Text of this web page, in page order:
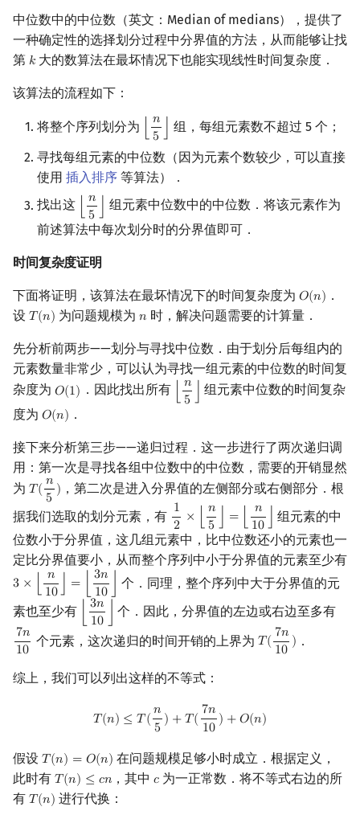
中位数中的中位数（英文：Median of medians），提供了
一种确定性的选择划分过程中分界值的方法，从而能够让找
第 𝑘
k 大的数算法在最坏情况下也能实现线性时间复杂度．
该算法的流程如下：
将整个序列划分为
𝑛
5
n5 组，每组元素数不超过 5 个；
寻找每组元素的中位数（因为元素个数较少，可以直接
使用 插入排序 等算法）．
找出这
𝑛
5
n5
组元素中位数中的中位数．将该元素作为
前述算法中每次划分时的分界值即可．
时间复杂度证明
下面将证明，该算法在最坏情况下的时间复杂度为 𝑂(𝑛)
O(n) ．
设 𝑇 (𝑛)
T(n) 为问题规模为𝑛
n 时，解决问题需要的计算量．
先分析前两步——划分与寻找中位数．由于划分后每组内的
元素数量非常少，可以认为寻找一组元素的中位数的时间复
杂度为 𝑂(1)
O(1) ．因此找出所有
𝑛
5
n5
组元素中位数的时间复杂
度为 𝑂(𝑛)
O(n) ．
接下来分析第三步——递归过程．这一步进行了两次递归调
用：第一次是寻找各组中位数中的中位数，需要的开销显然
为 𝑇 (𝑛
5 )
T(n5)
，第二次是进入分界值的左侧部分或右侧部分．根
据我们选取的划分元素，有 1
2 ×
𝑛
5
=
𝑛
10
12 ×⌊ 5⌋= n10
组元素的中
位数小于分界值，这几组元素中，比中位数还小的元素也一
定比分界值要小，从而整个序列中小于分界值的元素至少有
3 ×
𝑛
10 = 3𝑛
10
3 ×⌊ 10⌋= 3n ⌋
个．同理，整个序列中大于分界值的元
素也至少有
3𝑛
10
3n10 个．因此，分界值的左边或右边至多有
7𝑛
10
7n10个元素，这次递归的时间开销的上界为 𝑇( 7𝑛
10 )
T(7n10) ．
综上，我们可以列出这样的不等式：
𝑇(𝑛) ≤ 𝑇 (𝑛
5 ) +𝑇 ( 7𝑛
10 ) +𝑂(𝑛)
T n) ≤T(n5) T (7n 10) + O( n)
假设 𝑇 (𝑛) = 𝑂(𝑛)
T(n)= O( n)
在问题规模足够小时成立．根据定义，
此时有 𝑇 (𝑛) ≤ 𝑐𝑛
T(n)≤ cn ，其中𝑐
c 为一正常数．将不等式右边的所
有 𝑇 (𝑛)
T(n) 进行代换：